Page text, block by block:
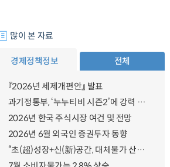
많이 본 자료
경제정책정보 전체
『2026년 세제개편안』 발표
과기정통부, ‘누누티비 시즌2’에 강력 대응 의지 밝혀
2026년 한국 주식시장 여건 및 전망
2026년 6월 외국인 증권투자 동향
“초(超)성장+신(新)공간, 대체불가 산업강국”